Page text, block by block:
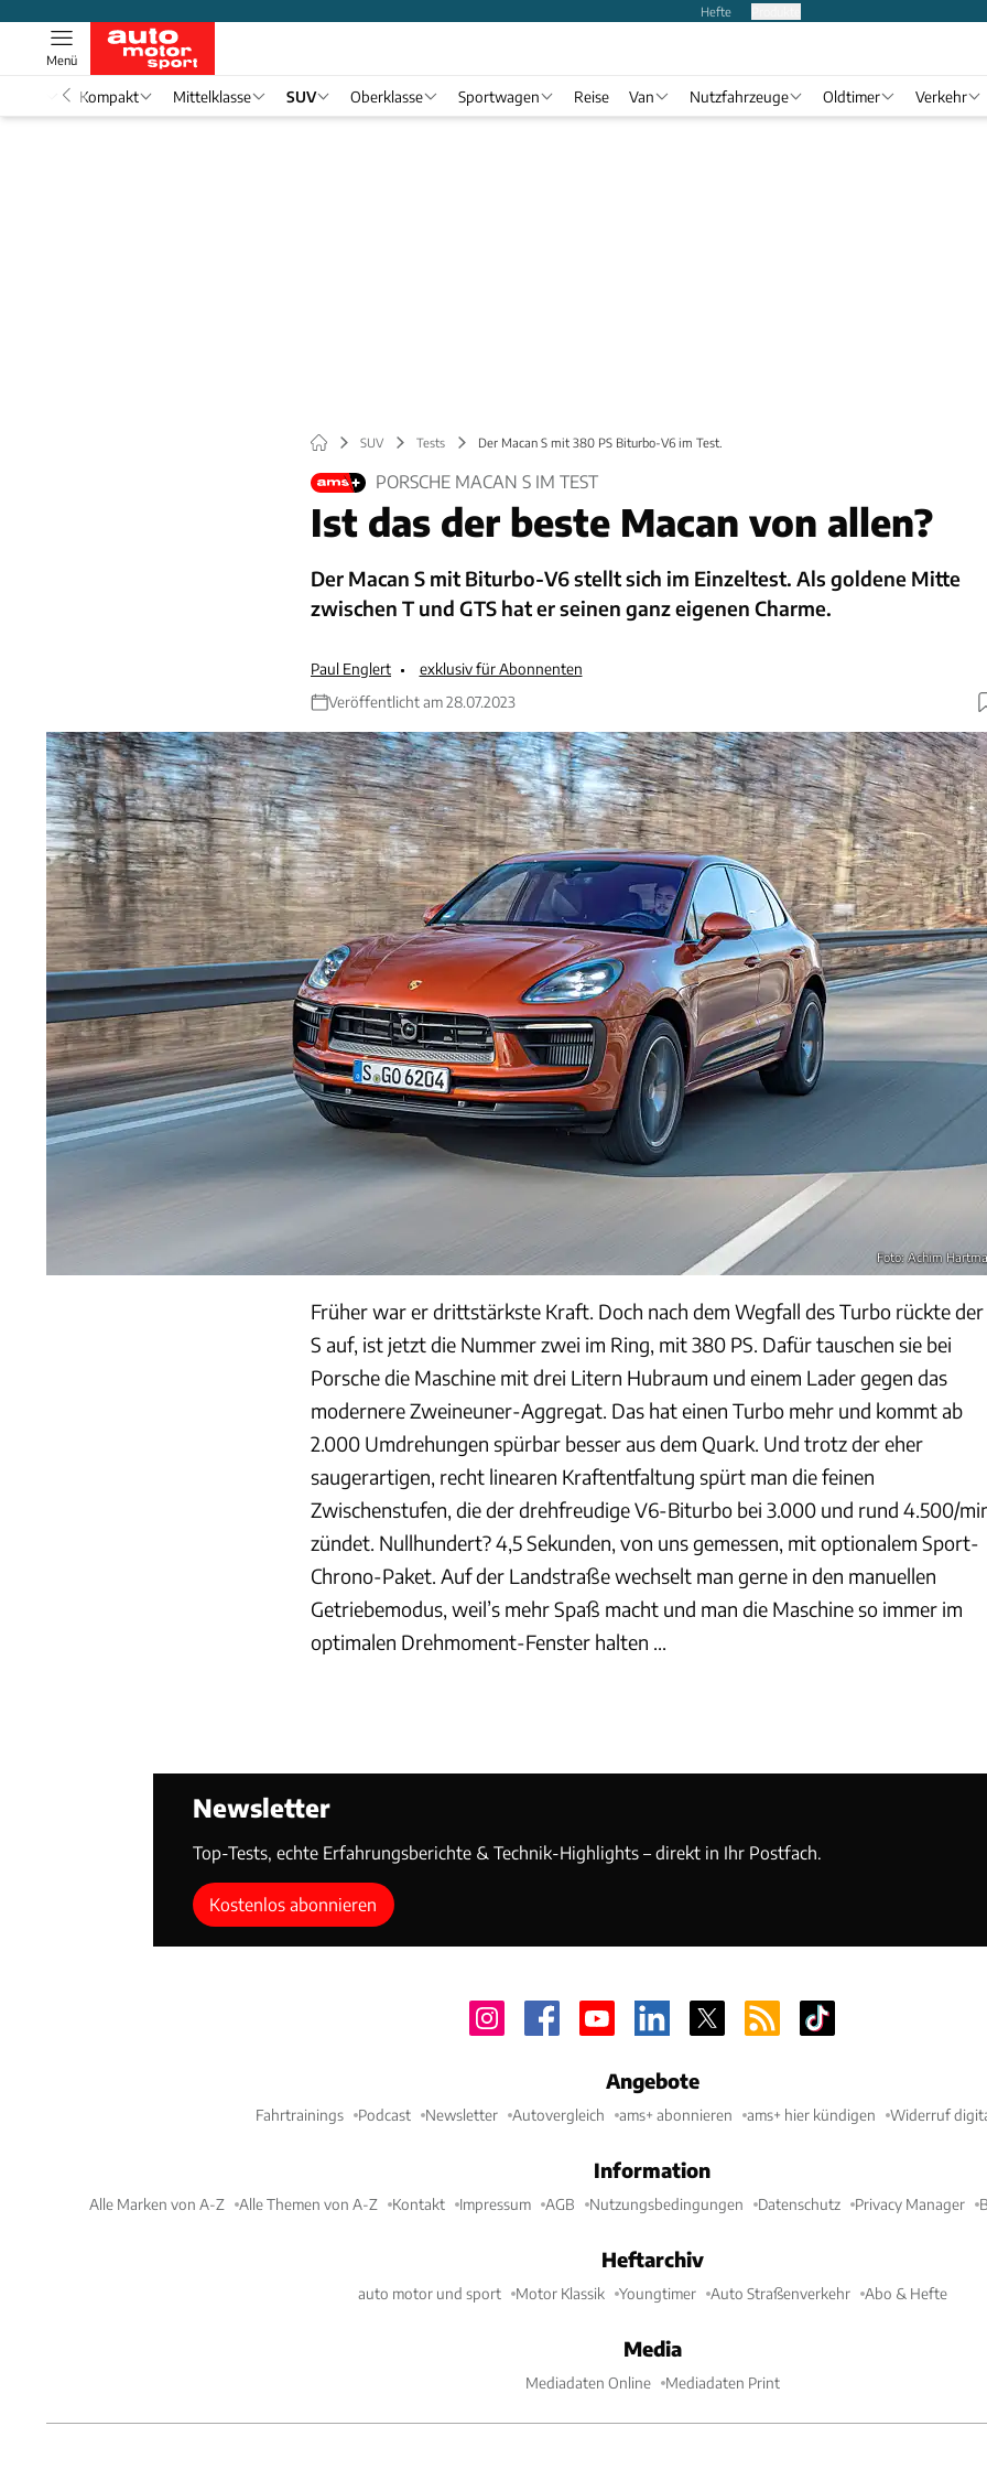
Hefte
Menü
Kompakt Mittelklasse SUV Oberklasse Sportwagen Reise Van Nutzfahrzeuge Oldtimer Verkehr
SUV Tests Der Macan S mit 380 PS Biturbo-V6 im Test.
PORSCHE MACAN S IM TEST
Ist das der beste Macan von allen?
Der Macan S mit Biturbo-V6 stellt sich im Einzeltest. Als goldene Mitte
zwischen T und GTS hat er seinen ganz eigenen Charme.
Paul Englert
exklusiv für Abonnenten
Veröffentlicht am 28.07.2023
Foto: Achim
Früher war er drittstärkste Kraft. Doch nach dem Wegfall des Turbo rückte der
S auf, ist jetzt die Nummer zwei im Ring, mit 380 PS. Dafür tauschen sie bei
Porsche die Maschine mit drei Litern Hubraum und einem Lader gegen das
modernere Zweineuner-Aggregat. Das hat einen Turbo mehr und kommt ab
2.000 Umdrehungen spürbar besser aus dem Quark. Und trotz der eher
saugerartigen, recht linearen Kraftentfaltung spürt man die feinen
Zwischenstufen, die der drehfreudige V6-Biturbo bei 3.000 und rund 4.500/
zündet. Nullhundert? 4,5 Sekunden, von uns gemessen, mit optionalem Sport-
Chrono-Paket. Auf der Landstraße wechselt man gerne in den manuellen
Getriebemodus, weil’s mehr Spaß macht und man die Maschine so immer im
optimalen Drehmoment-Fenster halten ...
Newsletter
Top-Tests, echte Erfahrungsberichte & Technik-Highlights – direkt in Ihr Postfach.
Kostenlos abonnieren
Angebote
Fahrtrainings Podcast Newsletter Autovergleich ams+ abonnieren ams+ hier kündigen Widerruf
Information
Alle Marken von A-Z Alle Themen von A-Z Kontakt Impressum AGB Nutzungsbedingungen Datenschutz Privacy Manager
Heftarchiv
auto motor und sport Motor Klassik Youngtimer Auto Straßenverkehr Abo & Hefte
Media
Mediadaten Online Mediadaten Print